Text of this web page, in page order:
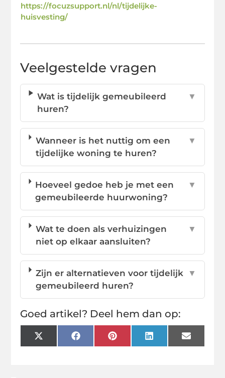
https://focuzsupport.nl/nl/tijdelijke-
huisvesting/
Veelgestelde vragen
Wat is tijdelijk gemeubileerd
huren?
▼
Wanneer is het nuttig om een
tijdelijke woning te huren?
▼
Hoeveel gedoe heb je met een
gemeubileerde huurwoning?
▼
Wat te doen als verhuizingen
niet op elkaar aansluiten?
▼
Zijn er alternatieven voor tijdelijk
gemeubileerd huren?
▼
Goed artikel? Deel hem dan op:
X
(Twitter)
FacebookPinterestLinkedInEmail